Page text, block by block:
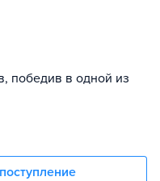
победив в одной из